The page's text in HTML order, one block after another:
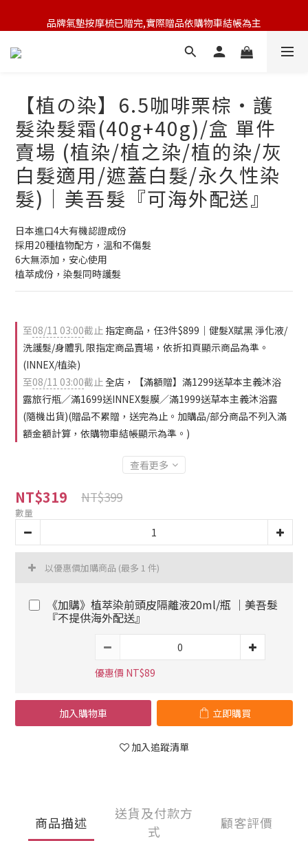
🆕 新會員註冊開卡送9折券 💰
品牌氣墊按摩梳已贈完,實際贈品依購物車結帳為主
🆕 新會員註冊開卡送9折券 💰
【植の染】6.5咖啡栗棕‧護
髮染髮霜(40g+40g)/盒 單件
賣場 (植染/植之染/植的染/灰
白髮適用/遮蓋白髮/永久性染
髮)｜美吾髮『可海外配送』
日本進口4大有機認證成份
採用20種植物配方，溫和不傷髮
6大無添加，安心使用
植萃成份，染髮同時護髮
至08/11 03:00截止 指定商品，任3件$899｜健髮X賦黑 淨化液/
洗護髮/身體乳 限指定商品賣場，依折扣頁顯示商品為準。
(INNEX/植染)
至08/11 03:00截止全店，【滿額贈】滿1299送草本主義沐浴
露旅行瓶／滿1699送INNEX髮膜／滿1999送草本主義沐浴露
(隨機出貨)(贈品不累贈，送完為止。加購品/部分商品不列入滿
額金額計算，依購物車結帳顯示為準。)
查看更多
NT$319 NT$399
數量
以優惠價加購商品 (最多 1 件)
《加購》植萃染前頭皮隔離液20ml/瓶 ｜美吾髮
『不提供海外配送』
優惠價 NT$89
加入購物車 立即購買
加入追蹤清單
商品描述
送貨及付款方
式
顧客評價